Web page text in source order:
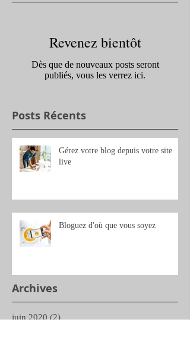
Revenez bientôt
Dès que de nouveaux posts seront
publiés, vous les verrez ici.
Posts Récents
Gérez votre blog depuis votre site
live
Bloguez d'où que vous soyez
Archives
juin 2020 (2)